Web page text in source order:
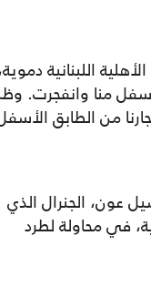
الأهلية اللبنانية
أسفل منا وانفجرت.
من الطابق
عون، الجنرال الذي
في محاولة لطرد